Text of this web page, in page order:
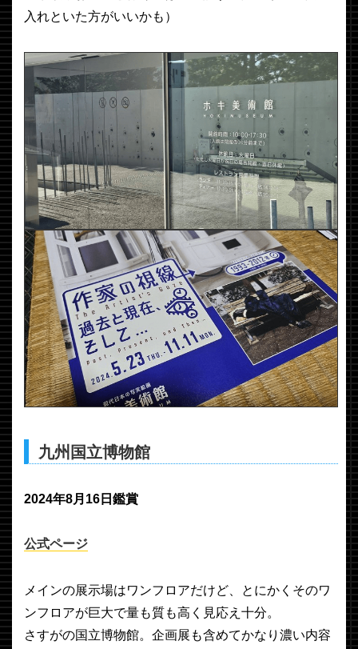
入れといた方がいいかも）
九州国立博物館
2024年8月16日鑑賞
公式ページ
メインの展示場はワンフロアだけど、とにかくそのワ
ンフロアが巨大で量も質も高く見応え十分。
さすがの国立博物館。企画展も含めてかなり濃い内容